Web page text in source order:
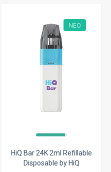
ΝΈΟ
HiQ Bar 24K 2ml Refillable
Disposable by HiQ